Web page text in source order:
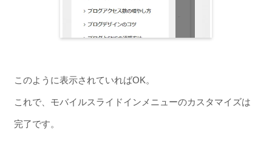
このように表示されていればOK。
これで、モバイルスライドインメニューのカスタマイズは
完了です。